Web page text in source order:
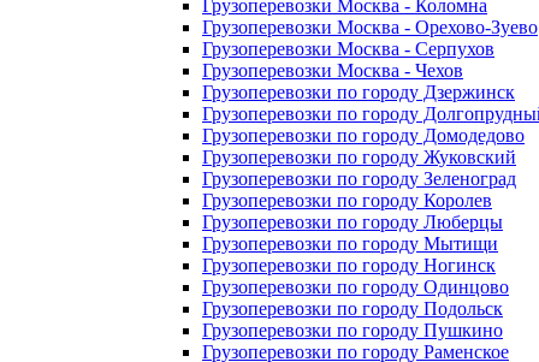
Грузоперевозки Москва - Коломна
Грузоперевозки Москва - Орехово-Зуево
Грузоперевозки Москва - Серпухов
Грузоперевозки Москва - Чехов
Грузоперевозки по городу Дзержинск
Грузоперевозки по городу
Грузоперевозки по городу Домодедово
Грузоперевозки по городу Жуковский
Грузоперевозки по городу Зеленоград
Грузоперевозки по городу Королев
Грузоперевозки по городу Люберцы
Грузоперевозки по городу Мытищи
Грузоперевозки по городу Ногинск
Грузоперевозки по городу Одинцово
Грузоперевозки по городу Подольск
Грузоперевозки по городу Пушкино
Грузоперевозки по городу Раменское